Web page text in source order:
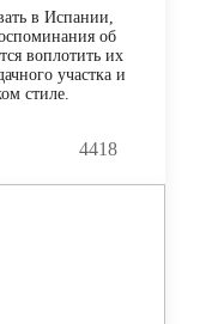
в Испании,
об
воплотить их
участка и
стиле.
4418